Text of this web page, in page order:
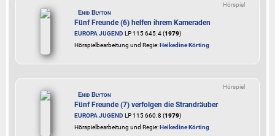
Hörspiel
Enid Blyton
Fünf Freunde (6) helfen ihrem Kameraden
EUROPA JUGEND LP 115 645.4 (1979)
Hörspielbearbeitung und Regie:Heikedine Körting
Hörspiel
Enid Blyton
Fünf Freunde (7) verfolgen die Strandräuber
EUROPA JUGEND LP 115 660.8 (1979)
Hörspielbearbeitung und Regie:Heikedine Körting